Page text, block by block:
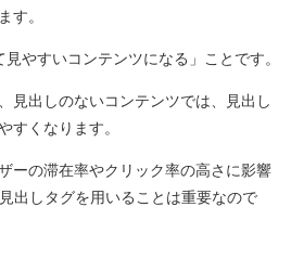
す。
やすいコンテンツになる」ことです。
見出しのないコンテンツでは、見出し
すくなります。
ーの滞在率やクリック率の高さに影響
出しタグを用いることは重要なので